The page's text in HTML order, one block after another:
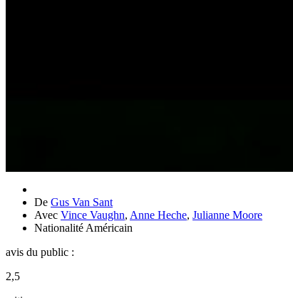
De Gus Van Sant
Avec Vince Vaughn, Anne Heche, Julianne Moore
Nationalité Américain
avis du public :
2,5